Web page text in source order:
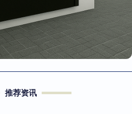
推荐资讯